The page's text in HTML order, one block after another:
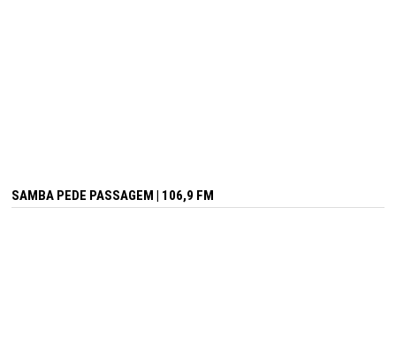
SAMBA PEDE PASSAGEM | 106,9 FM